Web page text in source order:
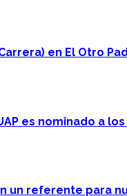
en El Otro
es nominado a
un referente para